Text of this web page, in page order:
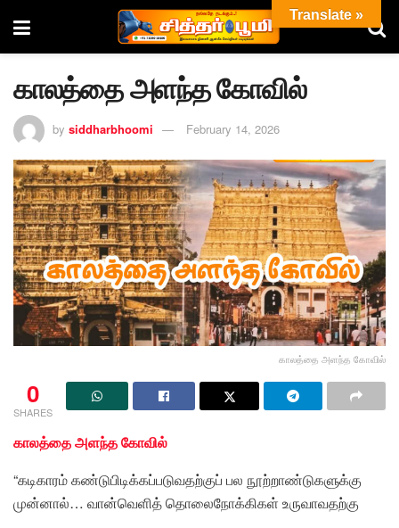
காலத்தை அளந்த கோவில்
by siddharbhoomi February 14, 2026
காலத்தை அளந்த கோவில்
0
SHARES
காலத்தை அளந்த கோவில்
“கடிகாரம் கண்டுபிடிக்கப்படுவதற்குப் பல நூற்றாண்டுகளுக்கு
முன்னால்… வான்வெளித் தொலைநோக்கிகள் உருவாவதற்கு
Translate »